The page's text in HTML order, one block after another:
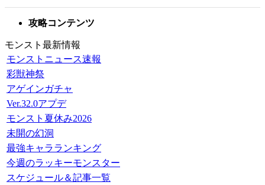
攻略コンテンツ
モンスト最新情報
モンストニュース速報
彩獣神祭
アゲインガチャ
Ver.32.0アプデ
モンスト夏休み2026
未開の幻洞
最強キャラランキング
今週のラッキーモンスター
スケジュール＆記事一覧